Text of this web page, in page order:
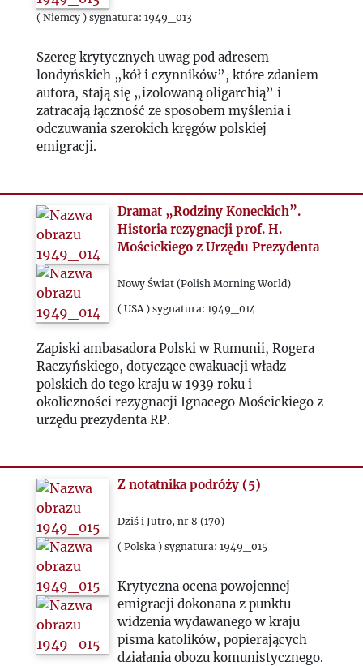
1965
1968
1969
1974
1978
( Niemcy ) sygnatura: 1949_013
Szereg krytycznych uwag pod adresem
londyńskich „kół i czynników”, które zdaniem
autora, stają się „izolowaną oligarchią” i
zatracają łączność ze sposobem myślenia i
odczuwania szerokich kręgów polskiej
emigracji.
Dramat „Rodziny Koneckich”.
Historia rezygnacji prof. H.
Mościckiego z Urzędu Prezydenta
Nowy Świat (Polish Morning World)
( USA ) sygnatura: 1949_014
Zapiski ambasadora Polski w Rumunii, Rogera
Raczyńskiego, dotyczące ewakuacji władz
polskich do tego kraju w 1939 roku i
okoliczności rezygnacji Ignacego Mościckiego z
urzędu prezydenta RP.
Z notatnika podróży (5)
Dziś i Jutro, nr 8 (170)
( Polska ) sygnatura: 1949_015
Krytyczna ocena powojennej
emigracji dokonana z punktu
widzenia wydawanego w kraju
pisma katolików, popierających
działania obozu komunistycznego.